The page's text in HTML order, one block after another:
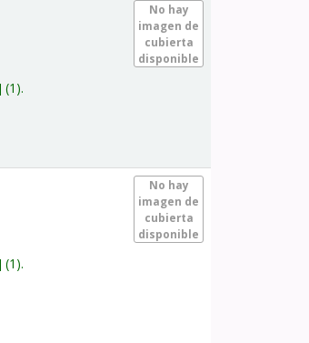
No hay
imagen de
cubierta
disponible
(1).
No hay
imagen de
cubierta
disponible
(1).